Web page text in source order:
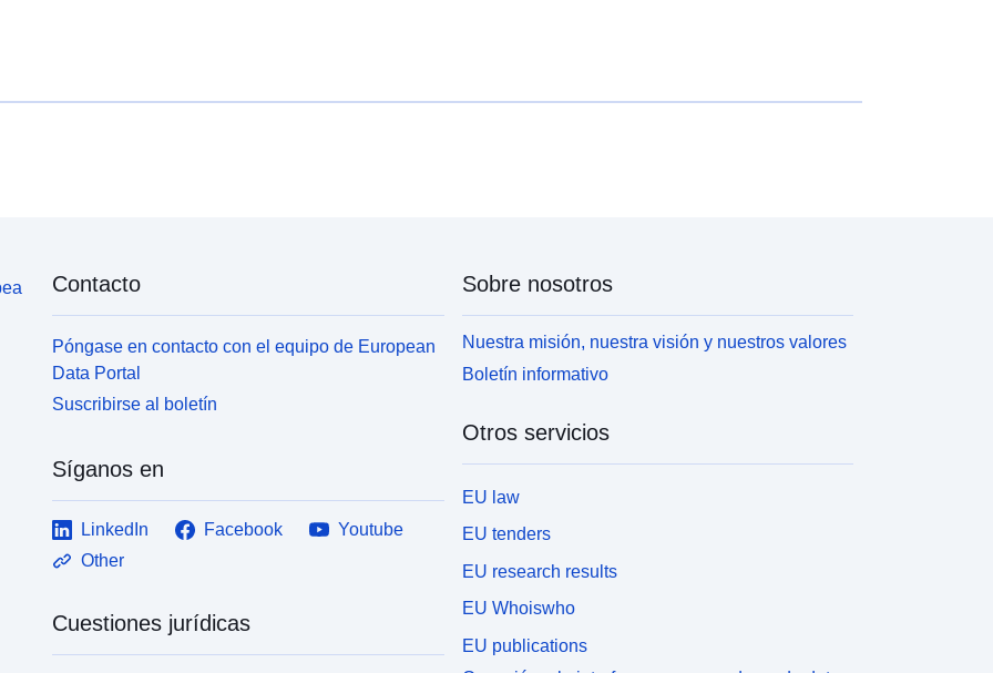
Contacto
Póngase en contacto con el equipo de European
Data Portal
Suscribirse al boletín
Síganos en
LinkedIn Facebook
Youtube
Other
Cuestiones jurídicas
Sobre nosotros
Nuestra misión, nuestra visión y nuestros valores
Boletín informativo
Otros servicios
EU law
EU tenders
EU research results
EU Whoiswho
EU publications